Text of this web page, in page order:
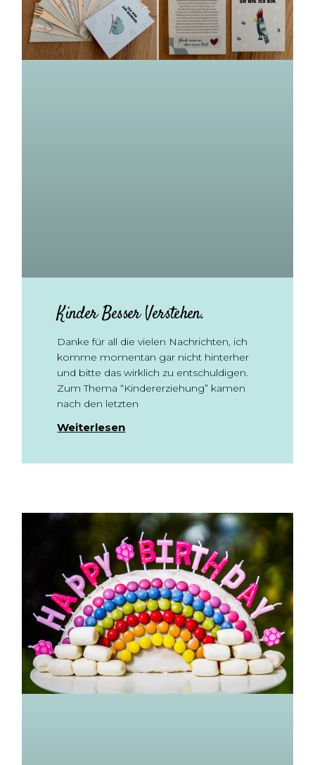
Kinder Besser Verstehen.
Danke für all die vielen Nachrichten, ich
komme momentan gar nicht hinterher
und bitte das wirklich zu entschuldigen.
Zum Thema “Kindererziehung” kamen
nach den letzten
Weiterlesen